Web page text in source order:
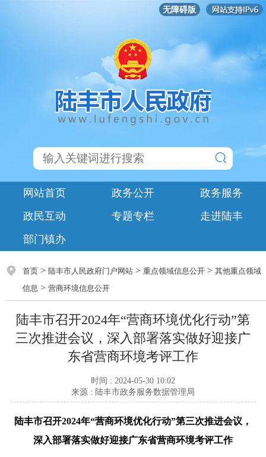
无障碍版
网站首页 政务公开
政务服务
政民互动
专题专栏
走进陆丰
部门镇办
首页> 陆丰市人民政府门户网站> 重点领域信息公开> 其他重点领域
信息 > 营商环境信息公开
陆丰市召开2024年“营商环境优化行动”第
三次推进会议，深入部署落实做好迎接广
东省营商环境考评工作
时间 : 2024-05-30 10:02
来源 : 陆丰市政务服务数据管理局
陆丰市召开2024年“营商环境优化行动”第三次推进会议，
深入部署落实做好迎接广东省营商环境考评工作